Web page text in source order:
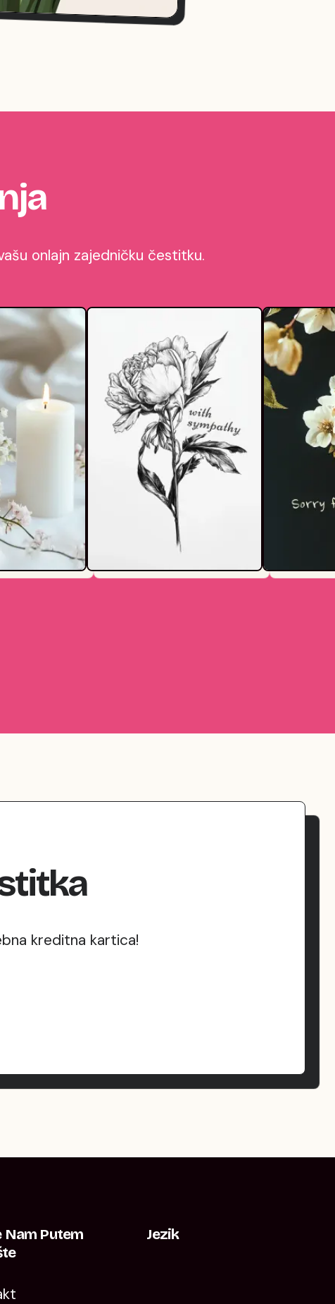
onlajn zajedničku čestitku.
kreditna kartica!
Nam Putem
Jezik